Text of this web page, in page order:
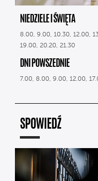
NIEDZIELE I ŚWIĘTA
8.00, 9.00, 10.30, 12.00,
19.00, 20.20, 21.30
DNI POWSZEDNIE
7.00, 8.00, 9.00, 12.00,
SPOWIEDŹ